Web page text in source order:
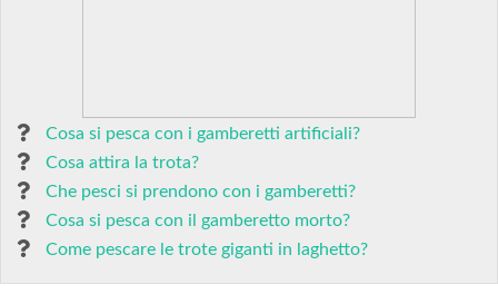
Cosa si pesca con i gamberetti artificiali?
Cosa attira la trota?
Che pesci si prendono con i gamberetti?
Cosa si pesca con il gamberetto morto?
Come pescare le trote giganti in laghetto?